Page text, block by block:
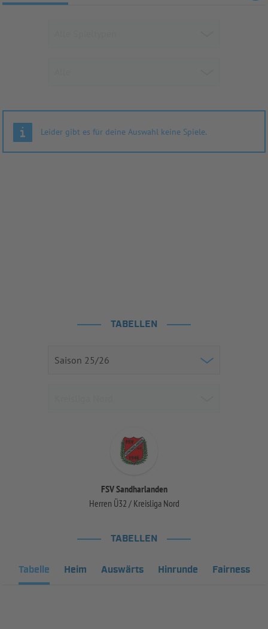
Leider gibt es für deine Auswahl keine Spiele.
TABELLEN
FSV Sandharlanden
Herren Ü32 / Kreisliga Nord
TABELLEN
Tabelle Heim Auswärts Hinrunde Fairness